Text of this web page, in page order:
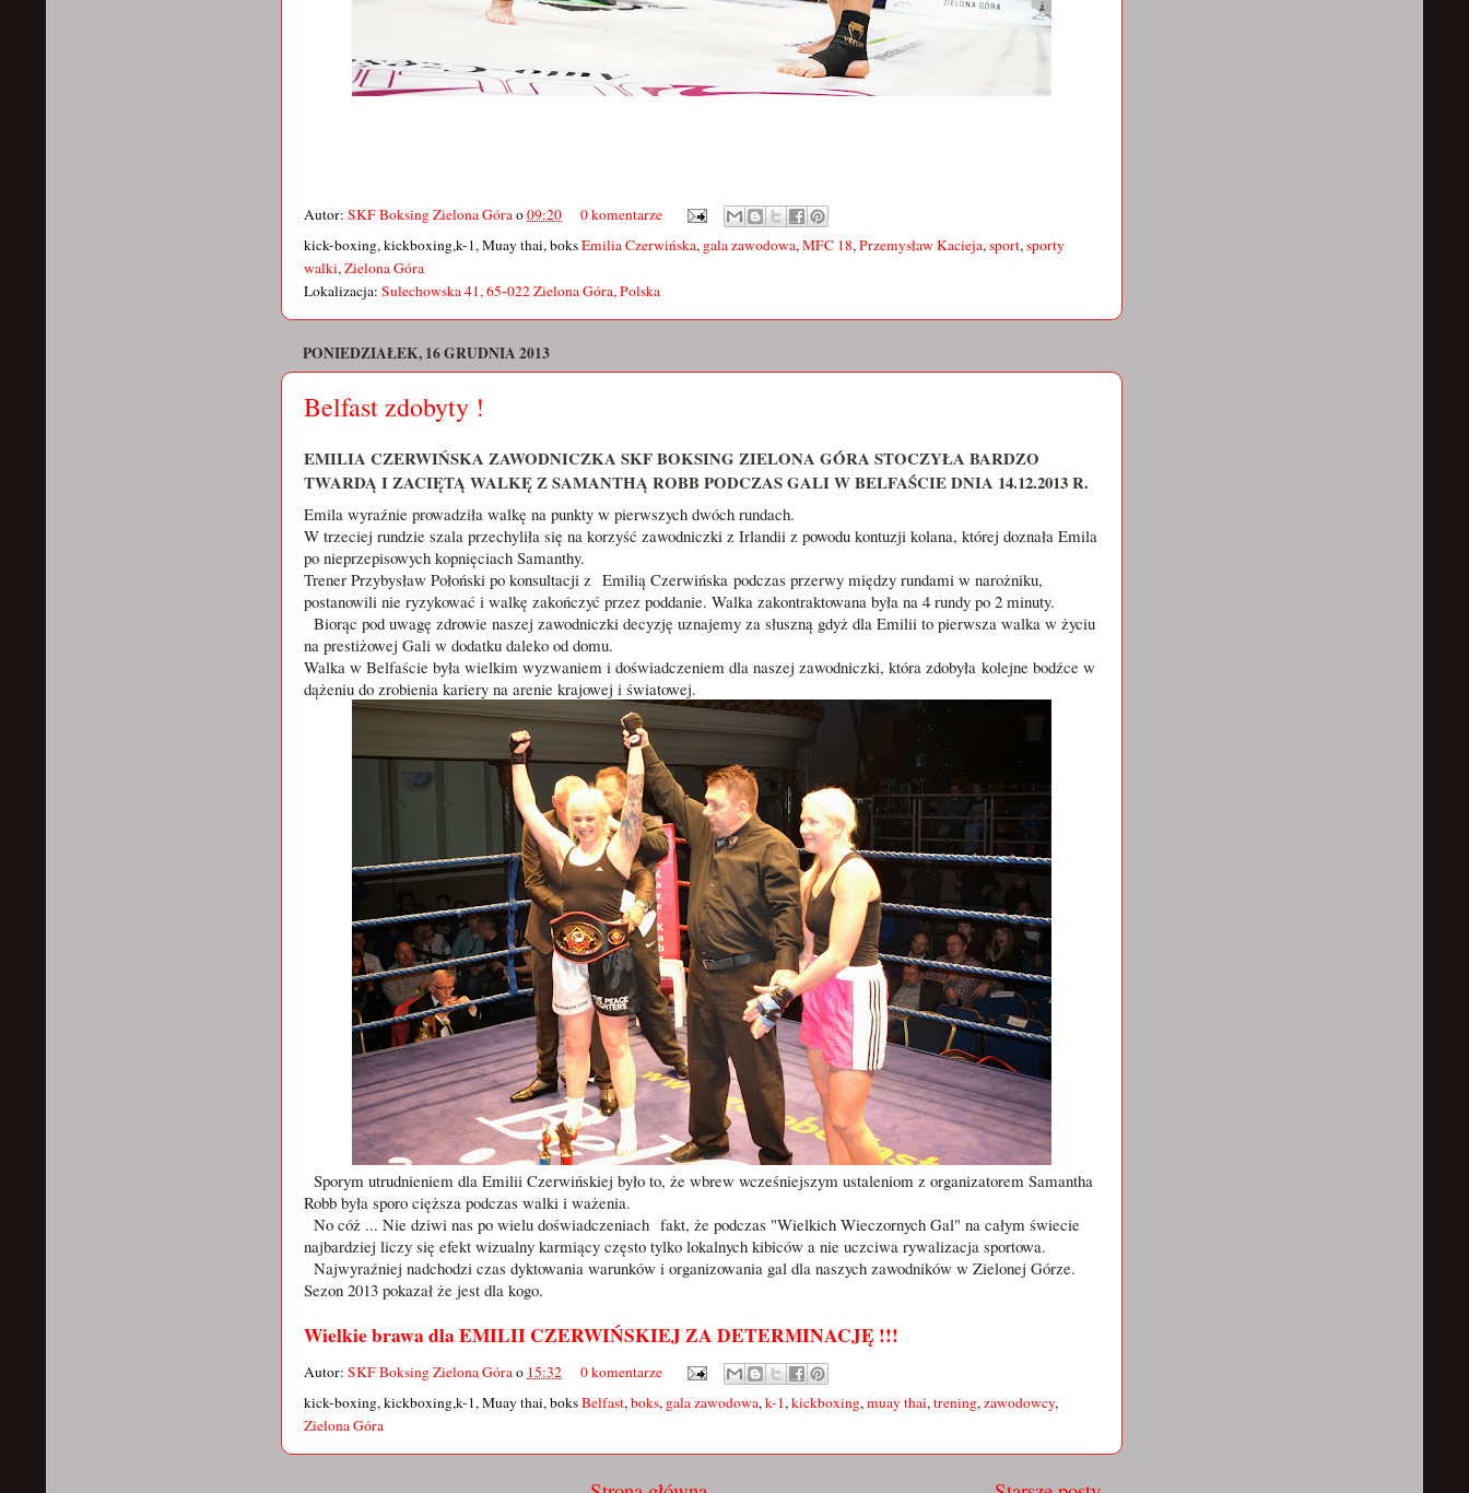
Autor: SKF Boksing Zielona Górao09:20
0 komentarze
kick-boxing, kickboxing,k-1, Muay thai, boksEmilia Czerwińska, gala zawodowa,MFC 18,Przemysław Kacieja,sport,sporty
walki,Zielona Góra
Lokalizacja: Sulechowska 41, 65-022 Zielona Góra, Polska
PONIEDZIAŁEK, 16 GRUDNIA 2013
Belfast zdobyty !
EMILIA CZERWIŃSKA ZAWODNICZKA SKF BOKSING ZIELONA GÓRA STOCZYŁA BARDZO
TWARDĄ I ZACIĘTĄ WALKĘ Z SAMANTHĄ ROBB PODCZAS GALI W BELFAŚCIE DNIA 14.12.2013 R.
Emila wyraźnie prowadziła walkę na punkty w pierwszych dwóch rundach.
W trzeciej rundzie szala przechyliła się na korzyść zawodniczki z Irlandii z powodu kontuzji kolana, której doznała Emila
po nieprzepisowych kopnięciach Samanthy.
Trener Przybysław Połoński po konsultacji z Emilią Czerwińska podczas przerwy między rundami w narożniku,
postanowili nie ryzykować i walkę zakończyć przez poddanie. Walka zakontraktowana była na 4 rundy po 2 minuty.
Biorąc pod uwagę zdrowie naszej zawodniczki decyzję uznajemy za słuszną gdyż dla Emilii to pierwsza walka w życiu
na prestiżowej Gali w dodatku daleko od domu.
Walka w Belfaście była wielkim wyzwaniem i doświadczeniem dla naszej zawodniczki, która zdobyła kolejne bodźce w
dążeniu do zrobienia kariery na arenie krajowej i światowej.
Sporym utrudnieniem dla Emilii Czerwińskiej było to, że wbrew wcześniejszym ustaleniom z organizatorem Samantha
Robb była sporo cięższa podczas walki i ważenia.
No cóż ... Nie dziwi nas po wielu doświadczeniach fakt, że podczas "Wielkich Wieczornych Gal" na całym świecie
najbardziej liczy się efekt wizualny karmiący często tylko lokalnych kibiców a nie uczciwa rywalizacja sportowa.
Najwyraźniej nadchodzi czas dyktowania warunków i organizowania gal dla naszych zawodników w Zielonej Górze.
Sezon 2013 pokazał że jest dla kogo.
Wielkie brawa dla EMILII CZERWIŃSKIEJ ZA DETERMINACJĘ !!!
Autor: SKF Boksing Zielona Górao 15:32
0 komentarze
kick-boxing, kickboxing,k-1, Muay thai, boksBelfast,boks, gala zawodowa,k-1,kickboxing,muay thai,trening,zawodowcy,
Zielona Góra